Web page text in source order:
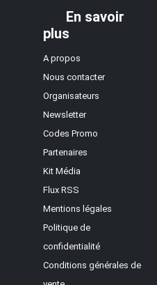
En savoir
plus
A propos
Nous contacter
Organisateurs
Newsletter
Codes Promo
Partenaires
Kit Média
Flux RSS
Mentions légales
Politique de
confidentialité
Conditions générales de